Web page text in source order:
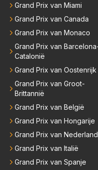
Grand Prix van Miami
Grand Prix van Canada
Grand Prix van Monaco
Grand Prix van
Catalonië
Grand Prix van Oostenrijk
Grand Prix van Groot-
Brittannië
Grand Prix van België
Grand Prix van Hongarije
Grand Prix van Nederland
Grand Prix van Italië
Grand Prix van Spanje